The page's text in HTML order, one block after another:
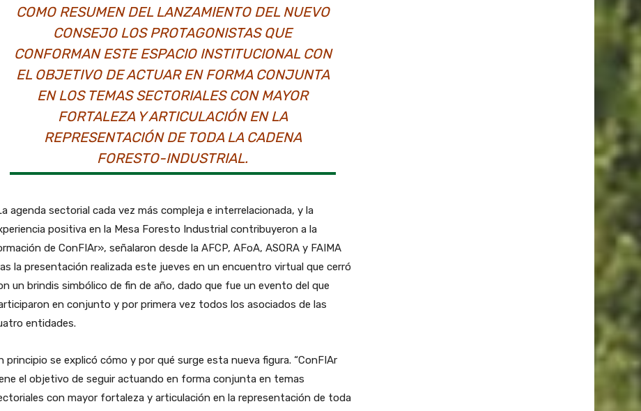
COMO RESUMEN DEL LANZAMIENTO DEL NUEVO
CONSEJO LOS PROTAGONISTAS QUE
CONFORMAN ESTE ESPACIO INSTITUCIONAL CON
EL OBJETIVO DE ACTUAR EN FORMA CONJUNTA
EN LOS TEMAS SECTORIALES CON MAYOR
FORTALEZA Y ARTICULACIÓN EN LA
REPRESENTACIÓN DE TODA LA CADENA
FORESTO-INDUSTRIAL.
agenda sectorial cada vez más compleja e interrelacionada, y la
positiva en la Mesa Foresto Industrial contribuyeron a la
de ConFIAr», señalaron desde la AFCP, AFoA, ASORA y FAIMA
la presentación realizada este jueves en un encuentro virtual que cerró
un brindis simbólico de fin de año, dado que fue un evento del que
en conjunto y por primera vez todos los asociados de las
entidades.
principio se explicó cómo y por qué surge esta nueva figura. “ConFIAr
el objetivo de seguir actuando en forma conjunta en temas
con mayor fortaleza y articulación en la representación de toda